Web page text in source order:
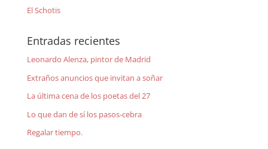
El Schotis
Entradas recientes
Leonardo Alenza, pintor de Madrid
Extraños anuncios que invitan a soñar
La última cena de los poetas del 27
Lo que dan de sí los pasos-cebra
Regalar tiempo.